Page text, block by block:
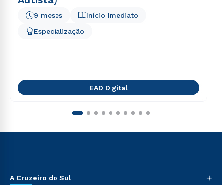
Início Imediato
9 meses
Especialização
EAD Digital
A Cruzeiro do Sul +